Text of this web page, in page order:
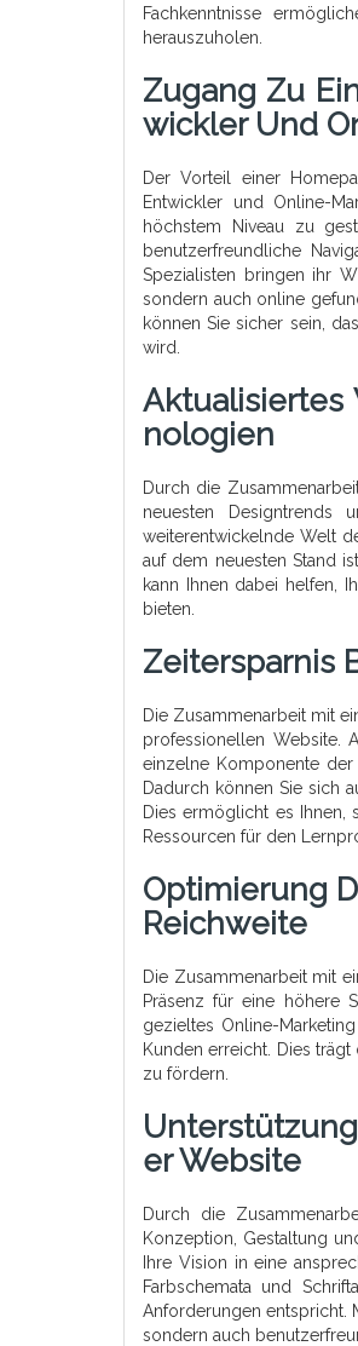
Fachkenntnisse
herauszuholen.
Zugang Zu
Wickler Und
Der Vorteil einer
Entwickler und Online-
höchstem Niveau zu
benutzerfreundliche
Spezialisten bringen ihr
sondern auch online
können Sie sicher sein,
wird.
Aktualisiertes
Nologien
Durch die
neuesten
weiterentwickelnde Welt
auf dem neuesten Stand
kann Ihnen dabei helfen,
bieten.
Zeitersparnis
Die Zusammenarbeit mit
professionellen Website.
einzelne Komponente
Dadurch können Sie sich
Dies ermöglicht es Ihnen,
Ressourcen für den
Optimierung
Reichweite
Die Zusammenarbeit mit
Präsenz für eine höhere
gezieltes Online-
Kunden erreicht. Dies
zu fördern.
Er Website
Durch die
Konzeption, Gestaltung
Ihre Vision in eine
Farbschemata und
Anforderungen entspricht.
sondern auch